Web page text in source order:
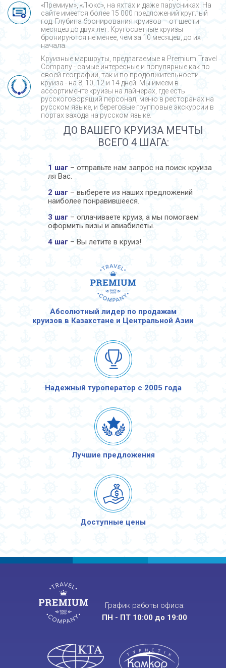
«Премиум», «Люкс», на яхтах и даже парусниках. На
сайте имеется более 15 000 предложений круглый
год. Глубина бронирования круизов – от шести
месяцев до двух лет. Кругосветные круизы
бронируются не менее, чем за 10 месяцев, до их
начала.
Круизные маршруты, предлагаемые в Premium Travel
Company - cамые интересные и популярные как по
своей географии, так и по продолжительности
круиза - на 8, 10, 12 и 14 дней. Мы имеем в
ассортименте круизы на лайнерах, где есть
русскоговорящий персонал, меню в ресторанах на
русском языке, и береговые групповые экскурсии в
портах захода на русском языке.
ДО ВАШЕГО КРУИЗА МЕЧТЫ
ВСЕГО 4 ШАГА:
1 шаг – отправьте нам запрос на поиск круиза
ля Вас.
2 шаг – выберете из наших предложений
наиболее понравившееся.
3 шаг – оплачиваете круиз, а мы помогаем
оформить визы и авиабилеты.
4 шаг – Вы летите в круиз!
Абсолютный лидер по продажам
круизов в Казахстане и Центральной Азии
Надежный туроператор с 2005 года
Лучшие предложения
Доступные цены
График работы офиса:
ПН - ПТ 10:00 до 19:00